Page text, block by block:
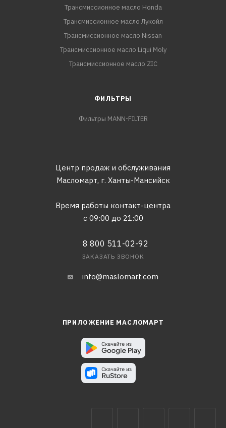
Трансмиссионное масло Honda
Трансмиссионное масло Лукойл
Трансмиссионное масло Nissan
Трансмиссионное масло Liqui Moly
Трансмиссионное масло ZIC
ФИЛЬТРЫ
Фильтры MANN-FILTER
Центр продаж и обслуживания
Масломарт, г. Ханты-Мансийск
Время работы контакт-центра
с 09:00 до 21:00
8 800 511-02-92
ЗАКАЗАТЬ ЗВОНОК
info@maslomart.com
ПРИЛОЖЕНИЕ МАСЛОМАРТ